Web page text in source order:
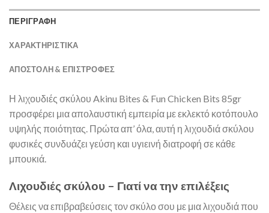
ΠΕΡΙΓΡΑΦΗ
ΧΑΡΑΚΤΗΡΙΣΤΙΚΑ
ΑΠΟΣΤΟΛΉ & ΕΠΙΣΤΡΟΦΈΣ
Η λιχουδιές σκύλου Akinu Bites & Fun Chicken Bits 85gr
προσφέρει μια απολαυστική εμπειρία με εκλεκτό κοτόπουλο
υψηλής ποιότητας. Πρώτα απ’ όλα, αυτή η λιχουδιά σκύλου
φυσικές συνδυάζει γεύση και υγιεινή διατροφή σε κάθε
μπουκιά.
Λιχουδιές σκύλου – Γιατί να την επιλέξεις
Θέλεις να επιβραβεύσεις τον σκύλο σου με μια λιχουδιά που